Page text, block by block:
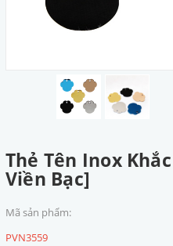
Thẻ Tên Inox
Viền Bạc]
Mã sản phẩm:
PVN3559